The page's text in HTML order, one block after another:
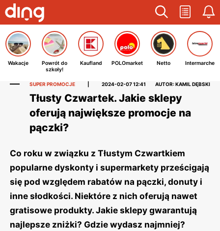
Wakacje
Powrót do
szkoły!
Kaufland POLOmarket Netto Intermarche
SUPER PROMOCJE 2024-02-07 12:41 AUTOR: KAMIL DĘBSKI
Tłusty Czwartek. Jakie sklepy
oferują największe promocje na
pączki?
Co roku w związku z Tłustym Czwartkiem
popularne dyskonty i supermarkety prześcigają
się pod względem rabatów na pączki, donuty i
inne słodkości. Niektóre z nich oferują nawet
gratisowe produkty. Jakie sklepy gwarantują
najlepsze zniżki? Gdzie wydasz najmniej?